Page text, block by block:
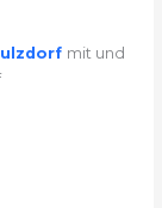
mit und